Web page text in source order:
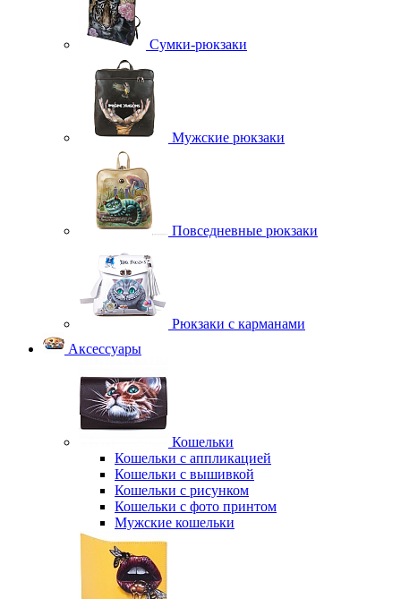
Сумки-рюкзаки
Мужские рюкзаки
Повседневные рюкзаки
Рюкзаки с карманами
Аксессуары
Кошельки
Кошельки с аппликацией
Кошельки с вышивкой
Кошельки с рисунком
Кошельки с фото принтом
Мужские кошельки